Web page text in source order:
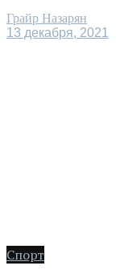
Грайр Назарян
13 декабря, 2021
Спорт